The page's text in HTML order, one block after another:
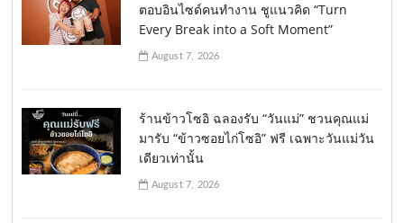
ตอบอินไซด์คนทำงาน ชูแนวคิด “Turn
Every Break into a Soft Moment”
August 7, 2026
ร้านข้าวโซอิ ฉลองรับ “วันแม่” ชวนคุณแม่
มารับ “ข้าวซอยไก่โซอิ” ฟรี เฉพาะวันแม่วัน
เดียวเท่านั้น
August 7, 2026